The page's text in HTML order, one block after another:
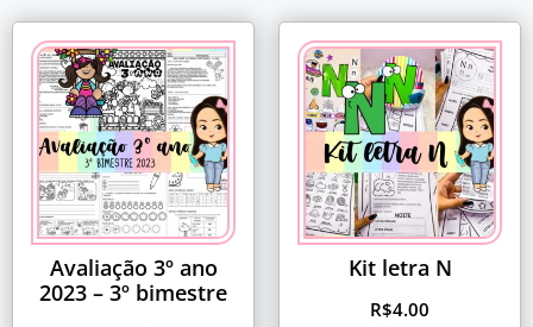
Avaliação 3º ano
2023 – 3º bimestre
Kit letra N
R$4.00